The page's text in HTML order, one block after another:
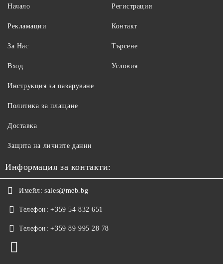
Начало
Рекламации
За Нас
Вход
Регистрация
Контакт
Търсене
Условия
Инструкция за пазаруване
Политика за плащане
Доставка
Защита на личните данни
Информация за контакти:
Имейл: sales@meb.bg
Телефон: +359 54 832 651
Телефон: +359 89 995 28 78